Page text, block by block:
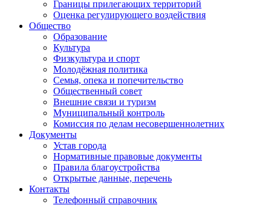
Границы прилегающих территорий
Оценка регулирующего воздействия
Общество
Образование
Культура
Физкультура и спорт
Молодёжная политика
Семья, опека и попечительство
Общественный совет
Внешние связи и туризм
Муниципальный контроль
Комиссия по делам несовершеннолетних
Документы
Устав города
Нормативные правовые документы
Правила благоустройства
Открытые данные, перечень
Контакты
Телефонный справочник